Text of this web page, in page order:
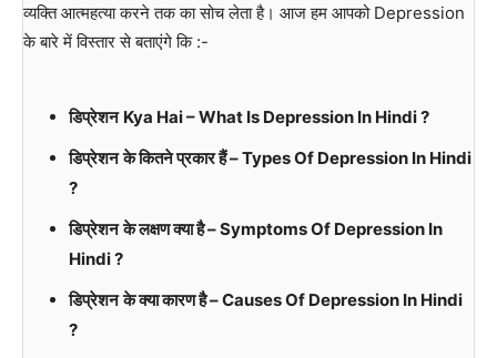
व्यक्ति आत्महत्या करने तक का सोच लेता है। आज हम आपको Depression
के बारे में विस्तार से बताएंगे कि :-
डिप्रेशन Kya Hai – What Is Depression In Hindi ?
डिप्रेशन के कितने प्रकार हैं – Types Of Depression In Hindi
?
डिप्रेशन के लक्षण क्या है – Symptoms Of Depression In
Hindi ?
डिप्रेशन के क्या कारण है – Causes Of Depression In Hindi
?